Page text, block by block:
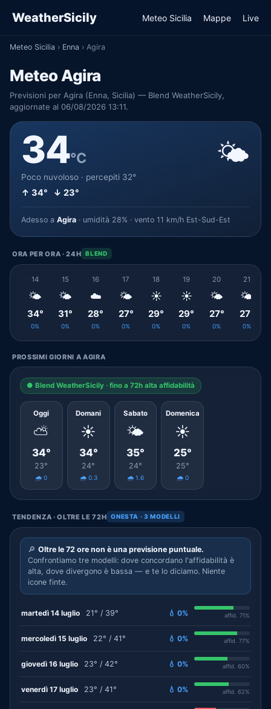
WeatherSicily Meteo Sicilia Mappe Live
Meteo Sicilia › Enna › Agira
Meteo Agira
Previsioni per Agira (Enna, Sicilia) — Blend WeatherSicily,
aggiornate al 06/08/2026 13:11.
34°C
Poco nuvoloso · percepiti 32°
↑ 34° ↓ 23°
🌤️
Adesso a Agira · umidità 28% · vento 11 km/h Est-Sud-Est
ORA PER ORA · 24H BLEND
14
🌤️
34°
0%
15
🌤️
31°
0%
16
☁️
28°
0%
17
🌤️
27°
0%
18
☀️
29°
0%
19
☀️
29°
0%
20
🌤️
27°
0%
21
🌤️
27°
0%
PROSSIMI GIORNI A AGIRA
● Blend WeatherSicily · fino a 72h alta affidabilità
Oggi
⛅
34°
23°
🌧️ 0
Domani
☀️
34°
24°
🌧️ 0.3
Sabato
🌤️
35°
24°
🌧️ 1.6
Domenica
☀️
25°
25°
🌧️ 0
TENDENZA · OLTRE LE 72H ONESTA · 3 MODELLI
🔎 Oltre le 72 ore non è una previsione puntuale.
Confrontiamo tre modelli: dove concordano l'affidabilità è
alta, dove divergono è bassa — e te lo diciamo. Niente
icone finte.
martedì 14 luglio 21° / 39° 💧 0% affid. 71%
mercoledì 15 luglio 22° / 41° 💧 0% affid. 77%
giovedì 16 luglio 23° / 42° 💧 0% affid. 60%
venerdì 17 luglio 23° / 41° 💧 0% affid. 62%